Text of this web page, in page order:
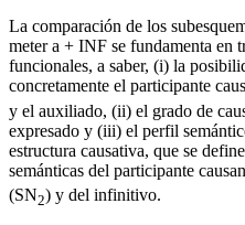
La comparación de los
meter a + INF se fundamenta en
funcionales, a saber, (i) la
concretamente el participante
y el auxiliado, (ii) el grado de
expresado y (iii) el perfil
estructura causativa, que se
semánticas del participante
(SN2) y del infinitivo.